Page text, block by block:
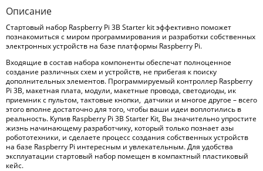
Описание
Стартовый набор Raspberry Pi 3B Starter kit эффективно поможет
познакомиться с миром программирования и разработки собственных
электронных устройств на базе платформы Raspberry Pi.
Входящие в состав набора компоненты обеспечат полноценное
создание различных схем и устройств, не прибегая к поиску
дополнительных элементов. Программируемый контроллер Raspberry
Pi 3B, макетная плата, модули, макетные провода, светодиоды, ик
приемник с пультом, тактовые кнопки, датчики и многое другое – всего
этого вполне достаточно для того, чтобы ваши идеи воплотились в
реальность. Купив Raspberry Pi 3B Starter Kit, Вы значительно упростите
жизнь начинающему разработчику, который только познает азы
робототехники, и сделаете процесс создания собственных устройств
на базе Raspberry Pi интересным и увлекательным. Для удобства
эксплуатации стартовый набор помещен в компактный пластиковый
кейс.